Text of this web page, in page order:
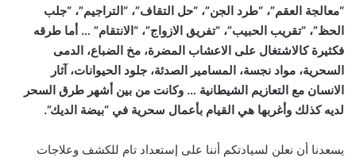
“معالجة العقم”، “طرد الجن”، “حل التقاف”، “التراجيم”، “جلب
الحظ”، “تقريب الحبيب”، “تفريق الازواج”، “الانتقام” … أما طرقه
فكثيرة كالاشتغال على الاعشاب المضرة، مخ الضباع، الدمى
السحرية، مواد نجسة، المسامير الصدئة، جلود الحيوانات، آثار
الانسان مع التعازيم الشيطانية … وكانت من بين أشهر طرق السحر
لديه كذلك وأغربها هي القيام بأعمال سحرية في “بيضة الديك”.
يسعدنا أن نعلن لسيادتكم أننا على إستعداد تام للكشف وعلاجات